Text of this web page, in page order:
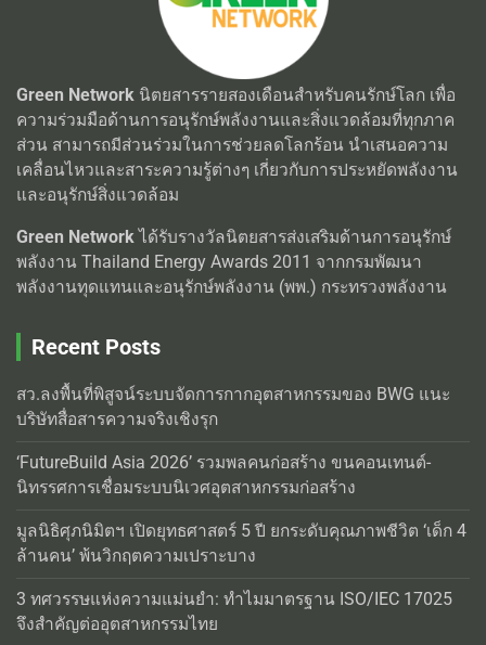
Green Network นิตยสารรายสองเดือนสำหรับคนรักษ์โลก เพื่อ
ความร่วมมือด้านการอนุรักษ์พลังงานและสิ่งแวดล้อมที่ทุกภาค
ส่วน สามารถมีส่วนร่วมในการช่วยลดโลกร้อน นำเสนอความ
เคลื่อนไหวและสาระความรู้ต่างๆ เกี่ยวกับการประหยัดพลังงาน
และอนุรักษ์สิ่งแวดล้อม
Green Networkได้รับรางวัลนิตยสารส่งเสริมด้านการอนุรักษ์
พลังงาน Thailand Energy Awards 2011 จากกรมพัฒนา
พลังงานทุดแทนและอนุรักษ์พลังงาน (พพ.) กระทรวงพลังงาน
Recent Posts
สว.ลงพื้นที่พิสูจน์ระบบจัดการกากอุตสาหกรรมของ BWG แนะ
บริษัทสื่อสารความจริงเชิงรุก
‘FutureBuild Asia 2026’ รวมพลคนก่อสร้าง ขนคอนเทนต์-
นิทรรศการเชื่อมระบบนิเวศอุตสาหกรรมก่อสร้าง
มูลนิธิศุภนิมิตฯ เปิดยุทธศาสตร์ 5 ปี ยกระดับคุณภาพชีวิต ‘เด็ก 4
ล้านคน’ พ้นวิกฤตความเปราะบาง
3 ทศวรรษแห่งความแม่นยำ: ทำไมมาตรฐาน ISO/IEC 17025
จึงสำคัญต่ออุตสาหกรรมไทย